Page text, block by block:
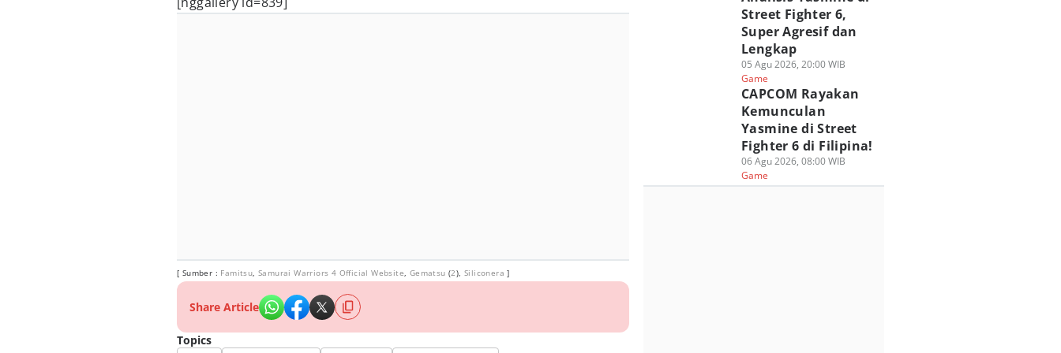
[ Sumber : Famitsu,Samurai Warriors 4 Official Website, Gematsu (2),Siliconera ]
Share Article
Topics
Street Fighter 6,
Super Agresif dan
Lengkap
05 Agu 2026, 20:00 WIB
Game
CAPCOM Rayakan
Kemunculan
Yasmine di Street
Fighter 6 di Filipina!
06 Agu 2026, 08:00 WIB
Game